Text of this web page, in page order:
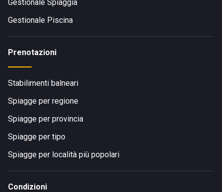
Gestionale Spiaggia
Gestionale Piscina
Prenotazioni
Stabilimenti balneari
Spiagge per regione
Spiagge per provincia
Spiagge per tipo
Spiagge per località più popolari
Condizioni